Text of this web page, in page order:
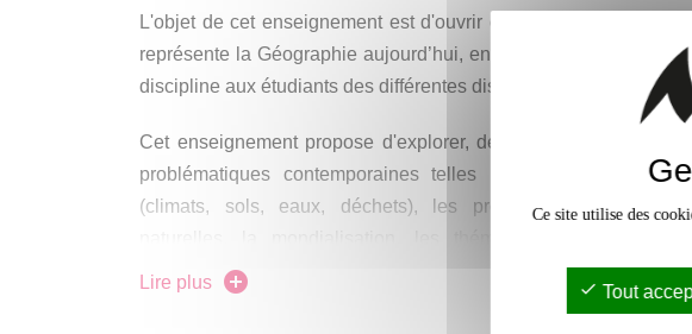
L'objet de cet enseignement est d'ouvrir de nouvelles
représente la Géographie aujourd’hui, en faisant découvrir et
discipline aux étudiants des différentes disciplines de l’UBM.
Cet enseignement propose d'explorer, de décrypter et
problématiques contemporaines telles les dégradations
(climats, sols, eaux, déchets), les problématiques liées
naturelles, la mondialisation, les thématiques liées à
mobilités, aux frontières...
Lire plus
Ce site utilise des
Tout